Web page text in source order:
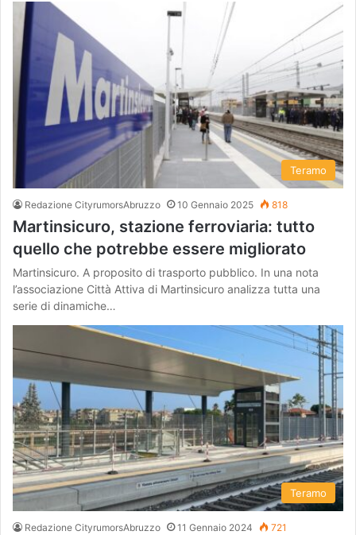
Teramo
Redazione CityrumorsAbruzzo 10 Gennaio 2025 818
Martinsicuro, stazione ferroviaria: tutto
quello che potrebbe essere migliorato
Martinsicuro. A proposito di trasporto pubblico. In una nota
l’associazione Città Attiva di Martinsicuro analizza tutta una
serie di dinamiche…
Teramo
Redazione CityrumorsAbruzzo 11 Gennaio 2024 721